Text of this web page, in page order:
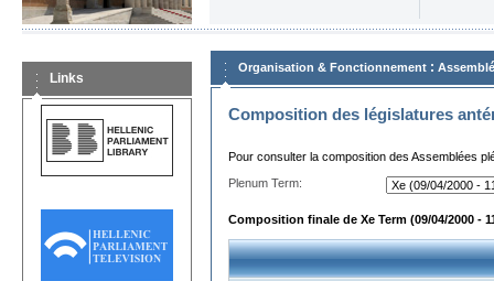
Links
Organisation & Fonctionnement :
Composition des législatures
Pour consulter la composition des Assemblées
Plenum Term:
Composition finale de Xe Term (09/04/2000 -